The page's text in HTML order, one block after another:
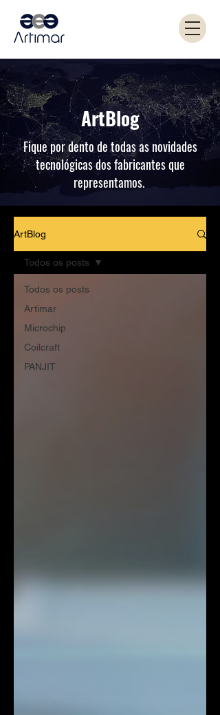
ArtBlog
Fique por dento de todas as novidades
tecnológicas dos fabricantes que
representamos.
ArtBlog
Todos os posts
Artimar
Microchip
Coilcraft
PANJIT
Todos os posts